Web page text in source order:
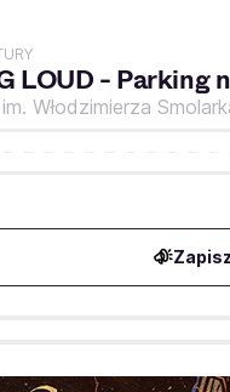
LOUD - Parking
Włodzimierza